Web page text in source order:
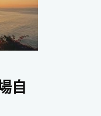
自